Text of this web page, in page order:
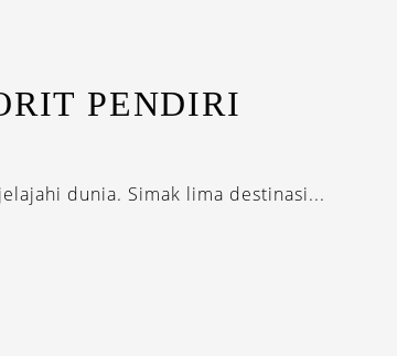
PENDIRI
dunia. Simak lima destinasi...